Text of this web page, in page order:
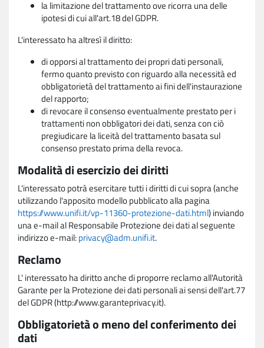
la limitazione del trattamento ove ricorra una delle
ipotesi di cui all'art.18 del GDPR.
L'interessato ha altresì il diritto:
di opporsi al trattamento dei propri dati personali,
fermo quanto previsto con riguardo alla necessità ed
obbligatorietà del trattamento ai fini dell'instaurazione
del rapporto;
di revocare il consenso eventualmente prestato per i
trattamenti non obbligatori dei dati, senza con ciò
pregiudicare la liceità del trattamento basata sul
consenso prestato prima della revoca.
Modalità di esercizio dei diritti
L'interessato potrà esercitare tutti i diritti di cui sopra (anche
utilizzando l'apposito modello pubblicato alla pagina
https://www.unifi.it/vp-11360-protezione-dati.html) inviando
una e-mail al Responsabile Protezione dei dati al seguente
indirizzo e-mail:privacy@adm.unifi.it.
Reclamo
L' interessato ha diritto anche di proporre reclamo all'Autorità
Garante per la Protezione dei dati personali ai sensi dell'art.77
del GDPR (http://www.garanteprivacy.it).
Obbligatorietà o meno del conferimento dei
dati